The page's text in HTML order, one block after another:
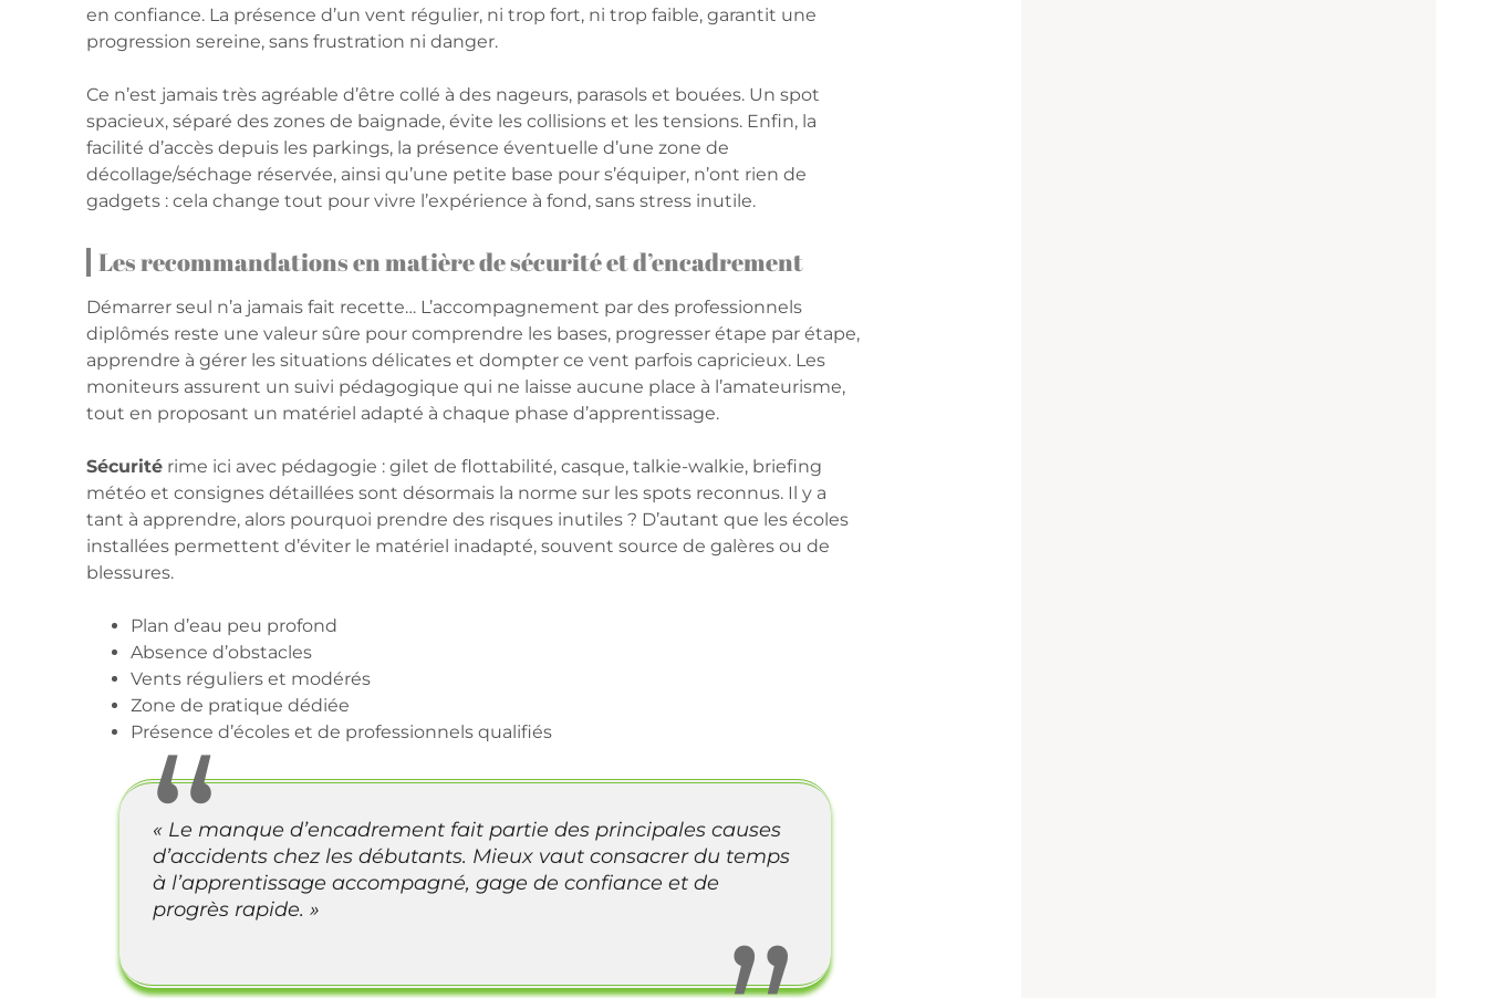
en confiance. La présence d’un vent régulier, ni trop fort, ni trop faible, garantit une
progression sereine, sans frustration ni danger.
Ce n’est jamais très agréable d’être collé à des nageurs, parasols et bouées. Un spot
spacieux, séparé des zones de baignade, évite les collisions et les tensions. Enfin, la
facilité d’accès depuis les parkings, la présence éventuelle d’une zone de
décollage/séchage réservée, ainsi qu’une petite base pour s’équiper, n’ont rien de
gadgets : cela change tout pour vivre l’expérience à fond, sans stress inutile.
Les recommandations en matière de sécurité et d’encadrement
Démarrer seul n’a jamais fait recette… L’accompagnement par des professionnels
diplômés reste une valeur sûre pour comprendre les bases, progresser étape par étape,
apprendre à gérer les situations délicates et dompter ce vent parfois capricieux. Les
moniteurs assurent un suivi pédagogique qui ne laisse aucune place à l’amateurisme,
tout en proposant un matériel adapté à chaque phase d’apprentissage.
Sécurité rime ici avec pédagogie : gilet de flottabilité, casque, talkie-walkie, briefing
météo et consignes détaillées sont désormais la norme sur les spots reconnus. Il y a
tant à apprendre, alors pourquoi prendre des risques inutiles ? D’autant que les écoles
installées permettent d’éviter le matériel inadapté, souvent source de galères ou de
blessures.
Plan d’eau peu profond
Absence d’obstacles
Vents réguliers et modérés
Zone de pratique dédiée
Présence d’écoles et de professionnels qualifiés
« Le manque d’encadrement fait partie des principales causes
d’accidents chez les débutants. Mieux vaut consacrer du temps
à l’apprentissage accompagné, gage de confiance et de
progrès rapide. »